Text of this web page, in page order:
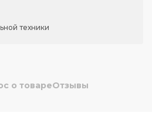
техники
о товареОтзывы